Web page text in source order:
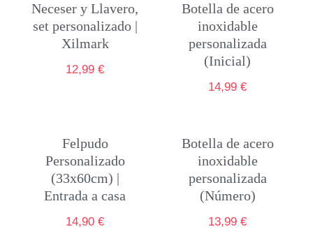
Neceser y Llavero,
set personalizado |
Xilmark
12,99€
Botella de acero
inoxidable
personalizada
(Inicial)
14,99€
Felpudo
Personalizado
(33x60cm) |
Entrada a casa
14,90€
Botella de acero
inoxidable
personalizada
(Número)
13,99€